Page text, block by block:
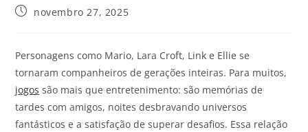
novembro 27, 2025
Personagens como Mario, Lara Croft, Link e Ellie se
tornaram companheiros de gerações inteiras. Para muitos,
jogos são mais que entretenimento: são memórias de
tardes com amigos, noites desbravando universos
fantásticos e a satisfação de superar desafios. Essa relação